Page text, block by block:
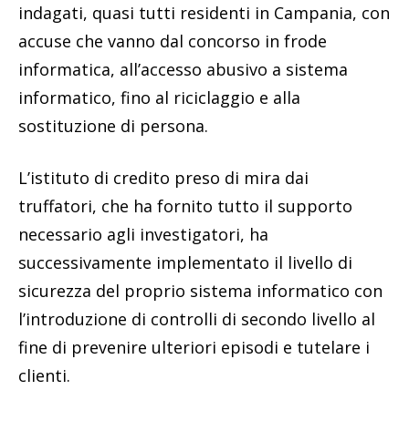
indagati, quasi tutti residenti in Campania, con
accuse che vanno dal concorso in frode
informatica, all’accesso abusivo a sistema
informatico, fino al riciclaggio e alla
sostituzione di persona.
L’istituto di credito preso di mira dai
truffatori, che ha fornito tutto il supporto
necessario agli investigatori, ha
successivamente implementato il livello di
sicurezza del proprio sistema informatico con
l’introduzione di controlli di secondo livello al
fine di prevenire ulteriori episodi e tutelare i
clienti.